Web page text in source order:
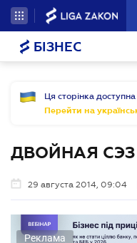
БІЗНЕС
Ця сторінка
Перейти на
ДВОЙНАЯ
29 августа 2014, 09:04
Реклама